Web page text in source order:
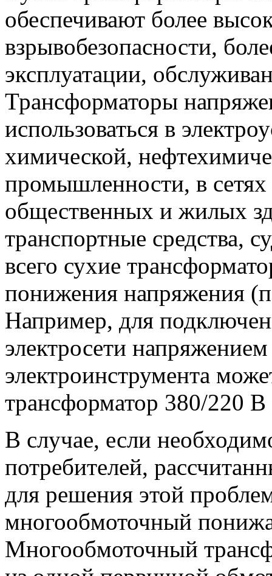
обеспечивают более
взрывобезопасности,
эксплуатации,
Трансформаторы
использоваться в
химической,
промышленности, в сетях
общественных и жилых
транспортные средства,
всего сухие
понижения напряжения
Например, для
электросети
электроинструмента
трансформатор 380/220
В случае, если
потребителей,
для решения этой
многообмоточный
Многообмоточный